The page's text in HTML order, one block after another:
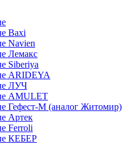
Baxi
Navien
Лемакс
Siberiya
ARIDEYA
ЛУЧ
AMULET
Гефест-М (аналог Житомир)
Артек
Ferroli
КЕБЕР